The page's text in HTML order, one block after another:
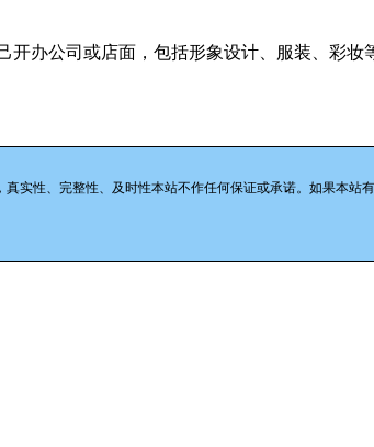
办公司或店面，包括形象设计、服装、彩妆
实性、完整性、及时性本站不作任何保证或承诺。如果本站